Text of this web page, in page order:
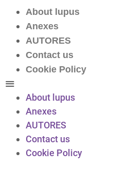
About lupus
Anexes
AUTORES
Contact us
Cookie Policy
About lupus
Anexes
AUTORES
Contact us
Cookie Policy